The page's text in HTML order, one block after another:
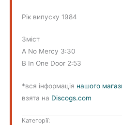
Рік випуску 1984
Зміст
A No Mercy 3:30
B In One Door 2:53
*вся інформація нашого
взята на Discogs.com
Категорії: